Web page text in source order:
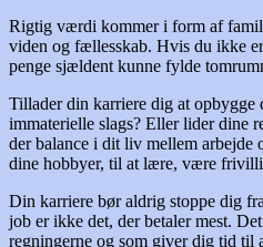
Rigtig værdi kommer i form af
viden og fællesskab. Hvis du ikke
penge sjældent kunne fylde
Tillader din karriere dig at opbygge
immaterielle slags? Eller lider dine
der balance i dit liv mellem
dine hobbyer, til at lære, være
Din karriere bør aldrig stoppe dig
job er ikke det, der betaler mest.
regningerne og som giver dig tid til